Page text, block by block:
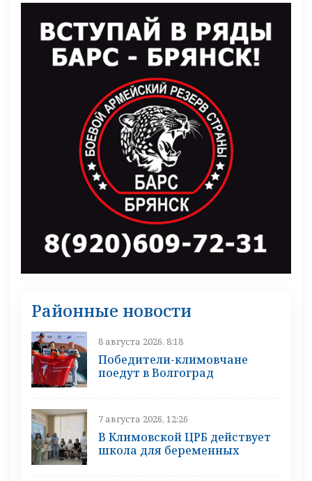
Районные новости
8 августа 2026, 8:18
Победители-климовчане
поедут в Волгоград
7 августа 2026, 12:26
В Климовской ЦРБ действует
школа для беременных